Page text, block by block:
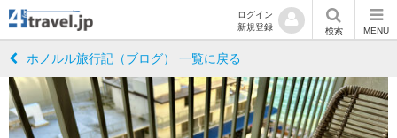
ログイン
新規登録
検索 MENU
ホノルル旅行記（ブログ） 一覧に戻る